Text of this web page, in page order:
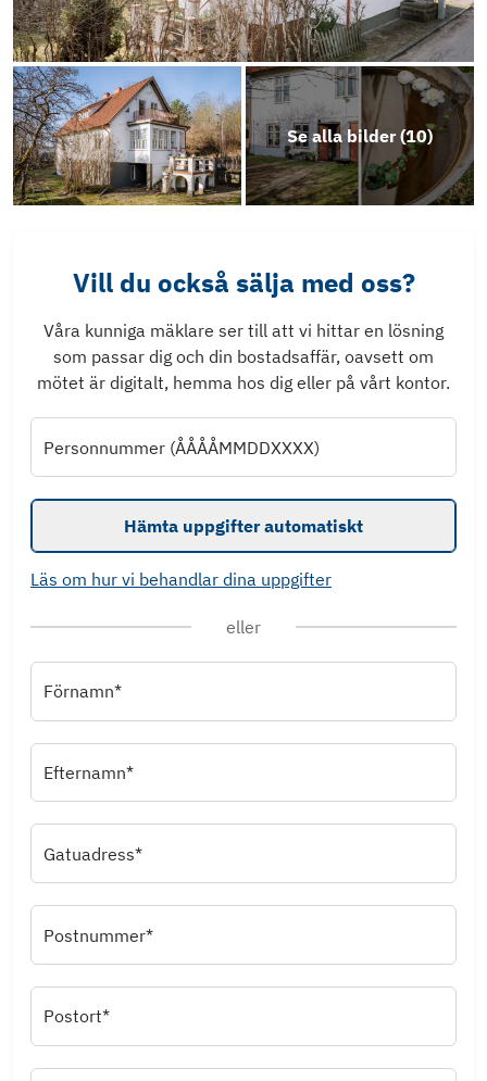
Se alla bilder (10)
Vill du också sälja med oss?
Våra kunniga mäklare ser till att vi hittar en lösning
som passar dig och din bostadsaffär, oavsett om
mötet är digitalt, hemma hos dig eller på vårt kontor.
Personnummer (ÅÅÅÅMMDDXXXX)
Hämta uppgifter automatiskt
Läs om hur vi behandlar dina uppgifter
eller
Förnamn*
Efternamn*
Gatuadress*
Postnummer*
Postort*